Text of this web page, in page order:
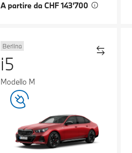
A partire da CHF 143’700
Berlina
i5
Modello M